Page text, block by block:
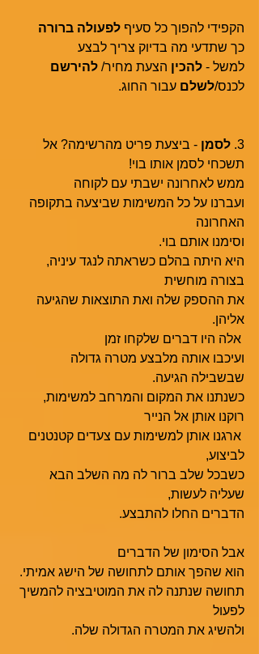
הקפידי להפוך כל סעיף לפעולה ברורה
כך שתדעי מה בדיוק צריך לבצע
למשל - להכין הצעת מחיר/ להירשם
לכנס/לשלם עבור החוג.
3. לסמן - ביצעת פריט מהרשימה? אל
תשכחי לסמן אותו בוי!
ממש לאחרונה ישבתי עם לקוחה
ועברנו על כל המשימות שביצעה בתקופה
האחרונה
וסימנו אותם בוי.
היא היתה בהלם כשראתה לנגד עיניה,
בצורה מוחשית
את ההספק שלה ואת התוצאות שהגיעה
אליהן.
ועיכבו אותה מלבצע מטרה גדולה
שבשבילה הגיעה.
כשנתנו את המקום והמרחב למשימות,
רוקנו אותן אל הנייר
ארגנו אותן למשימות עם צעדים קטנטנים
לביצוע,
כשבכל שלב ברור לה מה השלב הבא
שעליה לעשות,
הדברים החלו להתבצע.
אבל הסימון של הדברים
הוא שהפך אותם לתחושה של הישג אמיתי.
תחושה שנתנה לה את המוטיבציה להמשיך
לפעול
ולהשיג את המטרה הגדולה שלה.